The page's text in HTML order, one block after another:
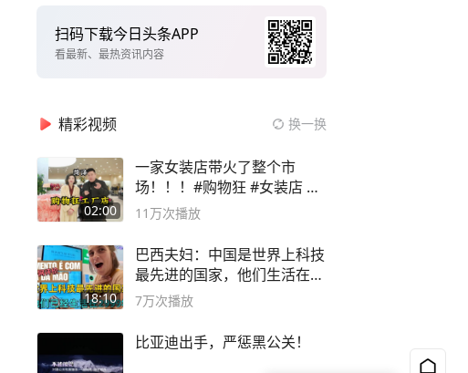
扫码下载今日头条APP
看最新、最热资讯内容
精彩视频 换一换
02:00
一家女装店带火了整个市
场！！！#购物狂 #女装店 #
高品质女装
11万次播放
18:10
巴西夫妇：中国是世界上科技
最先进的国家，他们生活在
2999年
7万次播放
比亚迪出手，严惩黑公关！